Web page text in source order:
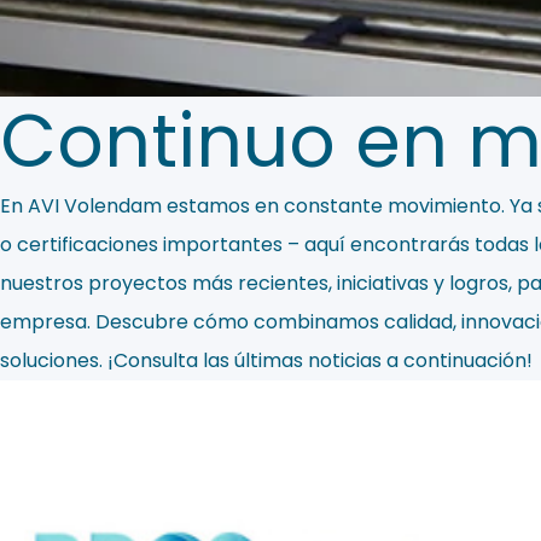
Continuo en
En AVI Volendam estamos en constante movimiento.
o certificaciones importantes – aquí encontrarás todas
nuestros proyectos más recientes, iniciativas y logros,
empresa. Descubre cómo combinamos calidad,
soluciones. ¡Consulta las últimas noticias a continuación!